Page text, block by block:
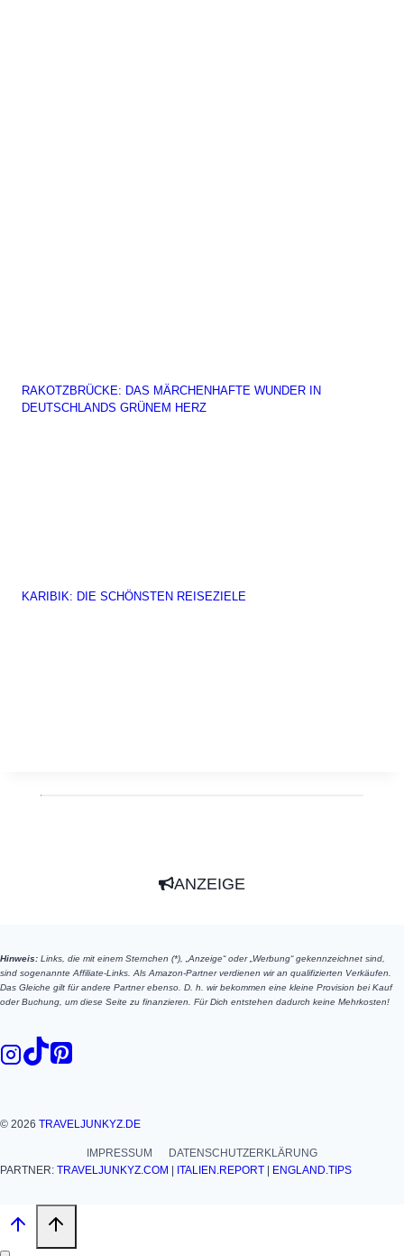
RAKOTZBRÜCKE: DAS MÄRCHENHAFTE WUNDER IN
DEUTSCHLANDS GRÜNEM HERZ
KARIBIK: DIE SCHÖNSTEN REISEZIELE
ANZEIGE
Hinweis: Links, die mit einem Sternchen (*), „Anzeige“ oder „Werbung“ gekennzeichnet sind,
sind sogenannte Affiliate-Links. Als Amazon-Partner verdienen wir an qualifizierten Verkäufen.
Das Gleiche gilt für andere Partner ebenso. D. h. wir bekommen eine kleine Provision bei Kauf
oder Buchung, um diese Seite zu finanzieren. Für Dich entstehen dadurch keine Mehrkosten!
© 2026 TRAVELJUNKYZ.DE
IMPRESSUM
DATENSCHUTZERKLÄRUNG
PARTNER: TRAVELJUNKYZ.COM | ITALIEN.REPORT | ENGLAND.TIPS